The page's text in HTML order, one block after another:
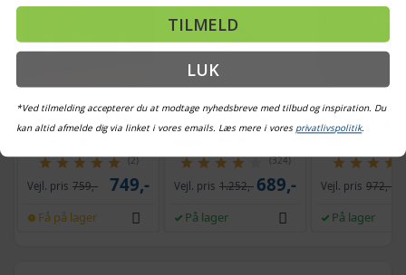
Havebord i polyrattan
med hærdet glas - sort,
(2)
Vejl. pris 759,- 749,-
Få på lager
Topmadras 180 x 200
cm - koldskum
(324)
Vejl. pris 1.252,- 689,-
På lager
Bærbar
sand/vand - 60
Vejl. pris 972,-
På lager
TILMELD
LUK
*Ved tilmelding accepterer du at modtage nyhedsbreve med tilbud og inspiration. Du
kan altid afmelde dig via linket i vores emails. Læs mere i vores privatlivspolitik.